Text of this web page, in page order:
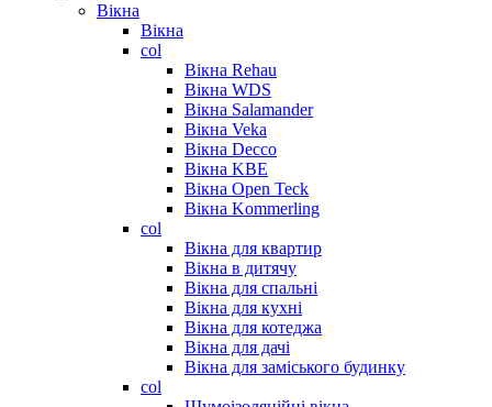
Вікна
Вікна
col
Вікна Rehau
Вікна WDS
Вікна Salamander
Вікна Veka
Вікна Decco
Вікна KBE
Вікна Open Teck
Вікна Kommerling
col
Вікна для квартир
Вікна в дитячу
Вікна для спальні
Вікна для кухні
Вікна для котеджа
Вікна для дачі
Вікна для заміського будинку
col